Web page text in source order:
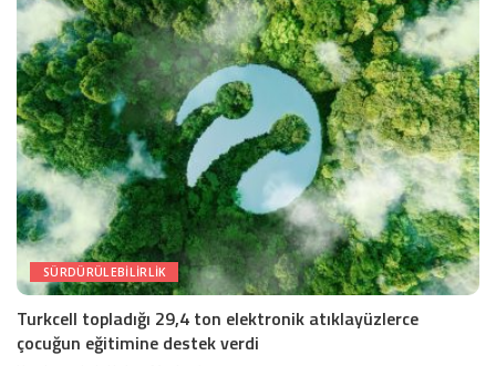
SÜRDÜRÜLEBILIRLIK
Turkcell topladığı 29,4 ton elektronik atıklayüzlerce
çocuğun eğitimine destek verdi